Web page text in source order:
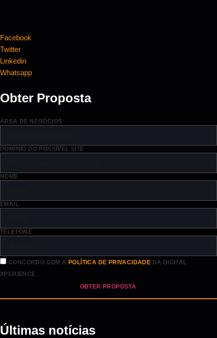
Facebook
Twitter
Linkedin
Whatsapp
Obter Proposta
ÁREA DE NEGÓCIOS
DOMÍNIO DO POSSÍVEL SITE
NOME
EMAIL
TELEFONE
CONCORDO COM APOLÍTICA DE PRIVACIDADE DA DIGITAL
XPERIENCE
OBTER PROPOSTA
Últimas notícias